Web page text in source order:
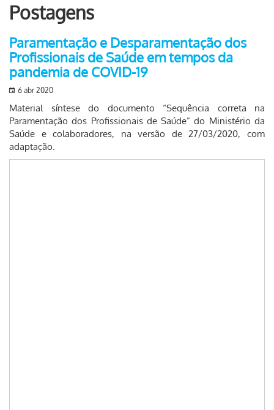
Postagens
Paramentação e Desparamentação dos
Profissionais de Saúde em tempos da
pandemia de COVID-19
6 abr 2020
Material síntese do documento “Sequência correta na
Paramentação dos Profissionais de Saúde” do Ministério da
Saúde e colaboradores, na versão de 27/03/2020, com
adaptação.